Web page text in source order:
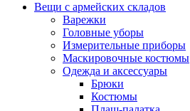
Вещи с армейских складов
Варежки
Головные уборы
Измерительные приборы
Маскировочные костюмы
Одежда и аксессуары
Брюки
Костюмы